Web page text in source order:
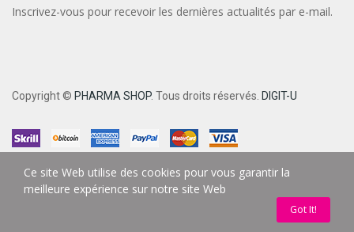
Inscrivez-vous pour recevoir les dernières actualités par e-mail.
Copyright © PHARMA SHOP. Tous droits réservés. DIGIT-U
Ce site Web utilise des cookies pour vous garantir la
meilleure expérience sur notre site Web
Got It!